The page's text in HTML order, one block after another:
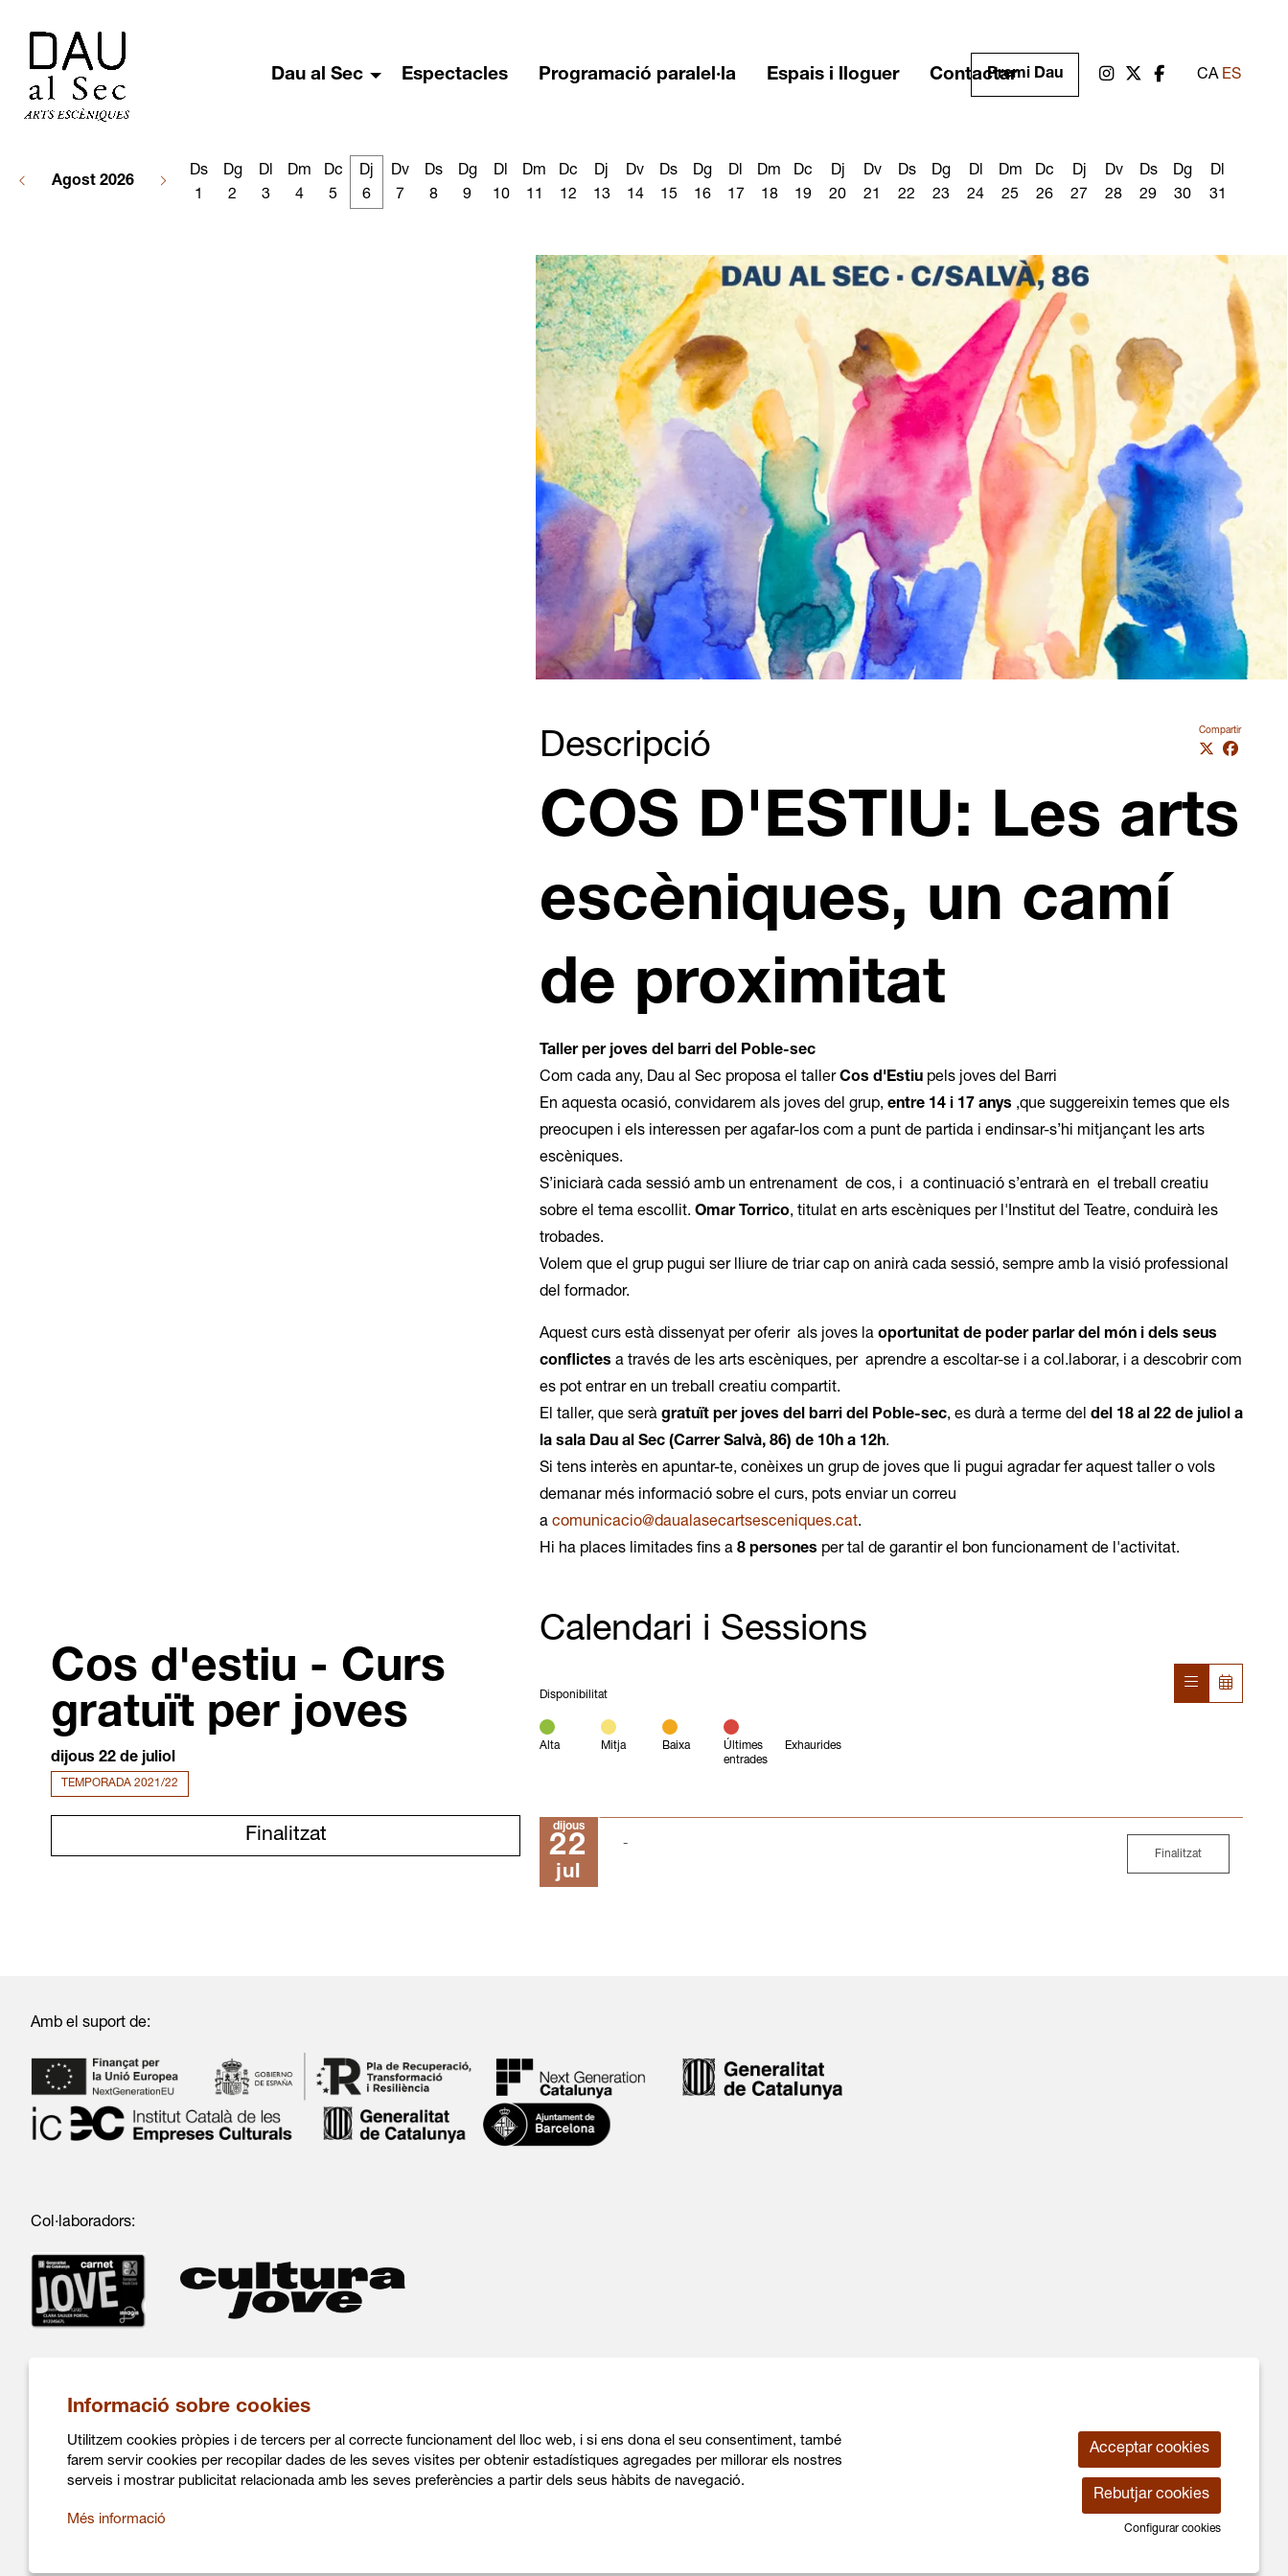
CA ES
Link a instagram
Link a twitter
Link a facebook
Premi Dau
Dau al Sec Espectacles Programació paralel·la Espais i lloguer Contactar
Agost 2026
Ds
1
Dg
2
Dl
3
Dm
4
Dc
5
Dj
6
Dv
7
Ds
8
Dg
9
Dl
10
Dm
11
Dc
12
Dj
13
Dv
14
Ds
15
Dg
16
Dl
17
Dm
18
Dc
19
Dj
20
Dv
21
Ds
22
Dg
23
Dl
24
Dm
25
Dc
26
Dj
27
Dv
28
Ds
29
Dg
30
Dl
31
Cos d'estiu - Curs
gratuït per joves
dijous 22 de juliol
TEMPORADA 2021/22
Finalitzat
Compartir
Descripció
COS D'ESTIU: Les arts
escèniques, un camí
de proximitat
Taller per joves del barri del Poble-sec
Com cada any, Dau al Sec proposa el tallerCos d'Estiu pels joves del Barri
En aquesta ocasió, convidarem als joves del grup, entre 14 i 17 anys ,que suggereixin temes que els
preocupen i els interessen per agafar-los com a punt de partida i endinsar-s’hi mitjançant les arts
escèniques.
S’iniciarà cada sessió amb un entrenament de cos, i a continuació s’entrarà en el treball creatiu
sobre el tema escollit. Omar Torrico, titulat en arts escèniques per l'Institut del Teatre, conduirà les
trobades.
Volem que el grup pugui ser lliure de triar cap on anirà cada sessió, sempre amb la visió professional
del formador.
Aquest curs està dissenyat per oferir als joves laoportunitat de poder parlar del món i dels seus
conflictes a través de les arts escèniques, per aprendre a escoltar-se i a col.laborar, i a descobrir com
es pot entrar en un treball creatiu compartit.
El taller, que serà gratuït per joves del barri del Poble-sec, es durà a terme del del 18 al 22 de juliol a
la sala Dau al Sec (Carrer Salvà, 86) de 10h a 12h.
Si tens interès en apuntar-te, conèixes un grup de joves que li pugui agradar fer aquest taller o vols
demanar més informació sobre el curs, pots enviar un correu
a comunicacio@daualasecartsesceniques.cat.
Hi ha places limitades fins a 8 persones per tal de garantir el bon funcionament de l'activitat.
Calendari i Sessions
Disponibilitat
Alta Mitja Baixa
Últimes
entrades
Exhaurides
dijous
22
jul
Finalitzat
Amb el suport de:
Col·laboradors:
C/ Salvà 86
08004 Barcelona
info@daualsecartsesceniques.cat
Sitemap | Avís Legal | Política de privacitat Declaració d'accessiblitat
Informació sobre cookies
Utilitzem cookies pròpies i de tercers per al correcte funcionament del lloc web, i si ens dona el seu consentiment, també
farem servir cookies per recopilar dades de les seves visites per obtenir estadístiques agregades per millorar els nostres
serveis i mostrar publicitat relacionada amb les seves preferències a partir dels seus hàbits de navegació.
Més informació
Acceptar cookies
Rebutjar cookies
Configurar cookies